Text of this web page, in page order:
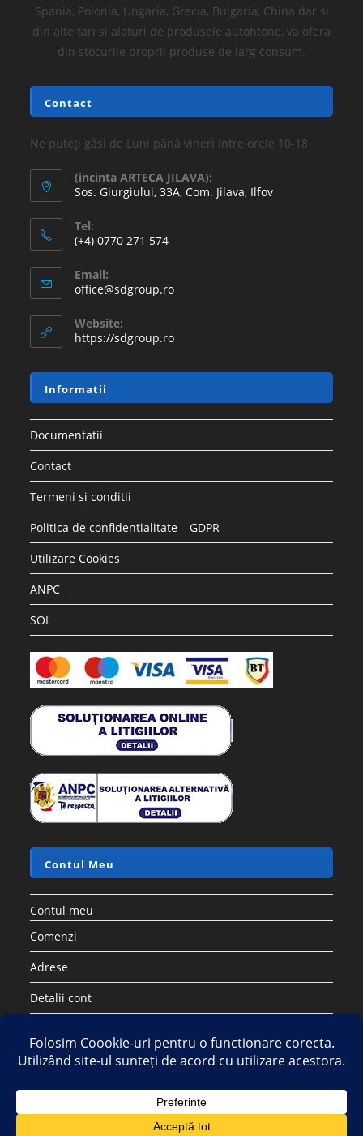
Spania, Polonia, Ungaria, Grecia, Bulgaria, China dar si
din alte tari si alaturi de produsele autohtone, va ofera
din stocurile proprii produse de larg consum.
Contact
Ne puteți găsi de Luni până vineri între orele 10-18
(incinta ARTECA JILAVA):
Sos. Giurgiului, 33A, Com. Jilava, Ilfov
Tel:
(+4) 0770 271 574
Email:
office@sdgroup.ro
Website:
https://sdgroup.ro
Informatii
Documentatii
Contact
Termeni si conditii
Politica de confidentialitate – GDPR
Utilizare Cookies
ANPC
SOL
Contul Meu
Contul meu
Comenzi
Adrese
Detalii cont
Copyright 2026 - Strategic DIstribution Group